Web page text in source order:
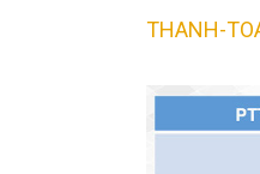
THANH-